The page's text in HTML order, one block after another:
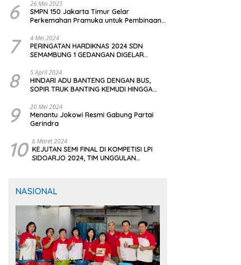
SERANG
6 26 Mei 2025
SMPN 150 Jakarta Timur Gelar
Perkemahan Pramuka untuk Pembinaan
7 4 Mei 2024
PERINGATAN HARDIKNAS 2024 SDN
SEMAMBUNG 1 GEDANGAN DIGELAR
8 5 April 2024
HINDARI ADU BANTENG DENGAN BUS,
SOPIR TRUK BANTING KEMUDI HINGGA
9 20 Mei 2024
Menantu Jokowi Resmi Gabung Partai
Gerindra
10 6 Maret 2024
KEJUTAN SEMI FINAL DI KOMPETISI LPI
SIDOARJO 2024, TIM UNGGULAN
NASIONAL